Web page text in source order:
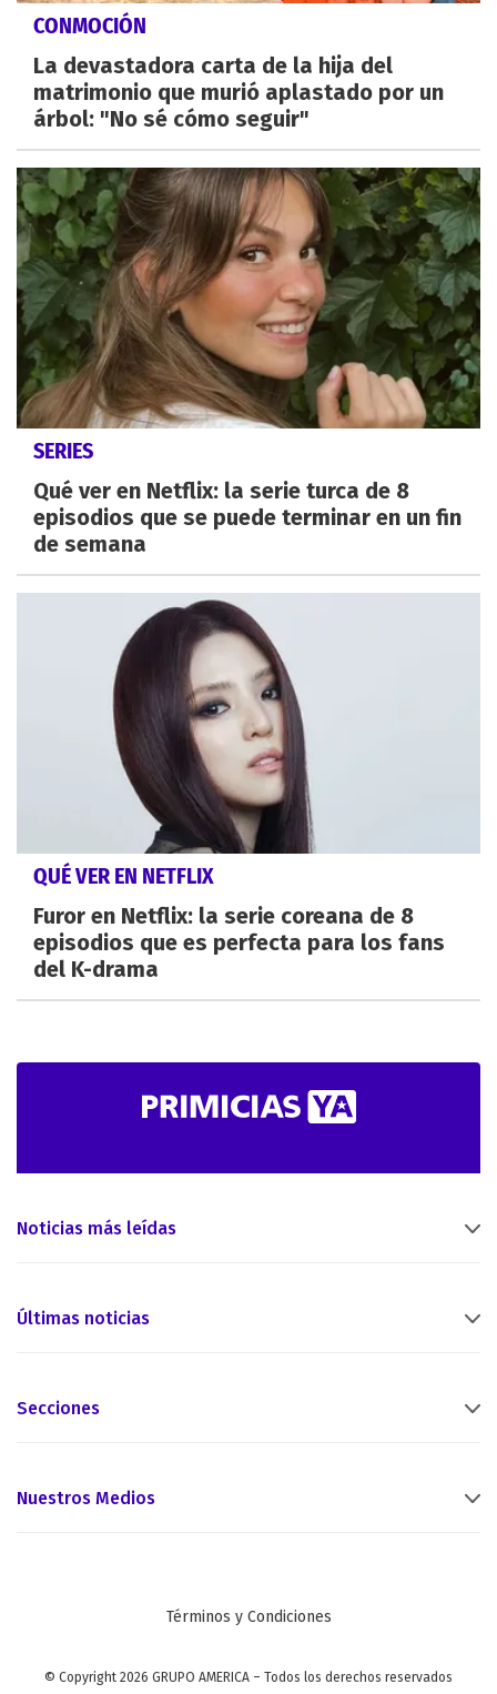
CONMOCIÓN
La devastadora carta de la hija del
matrimonio que murió aplastado por un
árbol: "No sé cómo seguir"
SERIES
Qué ver en Netflix: la serie turca de 8
episodios que se puede terminar en un fin
de semana
QUÉ VER EN NETFLIX
Furor en Netflix: la serie coreana de 8
episodios que es perfecta para los fans
del K-drama
Noticias más leídas
Últimas noticias
Secciones
Nuestros Medios
Términos y Condiciones
© Copyright 2026 GRUPO AMERICA – Todos los derechos reservados